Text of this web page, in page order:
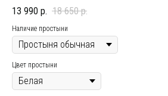
13 990 р. 18 650 р.
Наличие простыни
Цвет простыни